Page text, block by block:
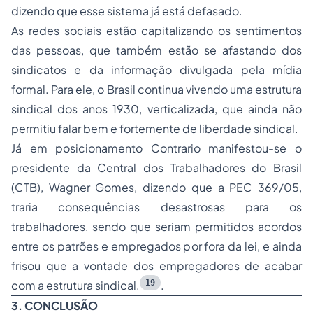
dizendo que esse sistema já está defasado.
As redes sociais estão capitalizando os sentimentos
das pessoas, que também estão se afastando dos
sindicatos e da informação divulgada pela mídia
formal. Para ele, o Brasil continua vivendo uma estrutura
sindical dos anos 1930, verticalizada, que ainda não
permitiu falar bem e fortemente de liberdade sindical.
Já em posicionamento Contrario manifestou-se o
presidente da Central dos Trabalhadores do Brasil
(CTB), Wagner Gomes, dizendo que a PEC 369/05,
traria consequências desastrosas para os
trabalhadores, sendo que seriam permitidos acordos
entre os patrões e empregados por fora da lei, e ainda
frisou que a vontade dos empregadores de acabar
com a estrutura sindical.
19
.
3. CONCLUSÃO